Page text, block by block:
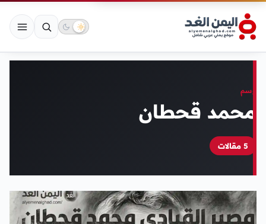
وسم
محمد قحطان
5 مقالات